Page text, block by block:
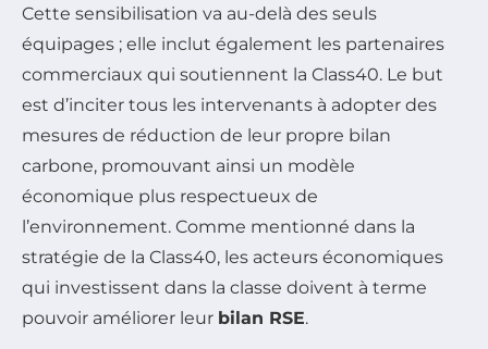
Cette sensibilisation va au-delà des seuls
équipages ; elle inclut également les partenaires
commerciaux qui soutiennent la Class40. Le but
est d’inciter tous les intervenants à adopter des
mesures de réduction de leur propre bilan
carbone, promouvant ainsi un modèle
économique plus respectueux de
l’environnement. Comme mentionné dans la
stratégie de la Class40, les acteurs économiques
qui investissent dans la classe doivent à terme
pouvoir améliorer leur bilan RSE.